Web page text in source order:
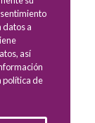
datos a
así
política de